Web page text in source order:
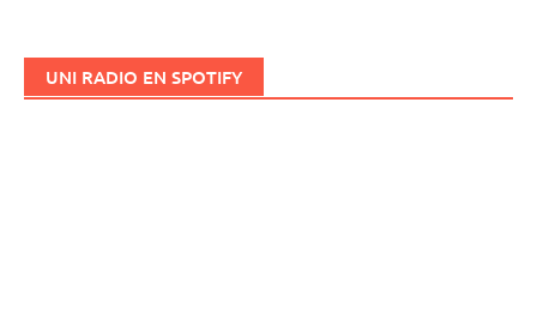
UNI RADIO EN SPOTIFY